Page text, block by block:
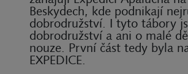
Beskydech, kde podnikají
dobrodružství. I tyto tábory
dobrodružství a ani o malé
nouze. První část tedy byla
EXPEDICE.